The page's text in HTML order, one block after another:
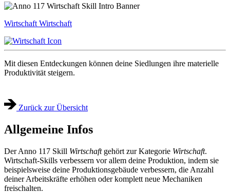
Wirtschaft Wirtschaft
Mit diesen Entdeckungen können deine Siedlungen ihre materielle
Produktivität steigern.
Zurück zur Übersicht
Allgemeine Infos
Der Anno 117 Skill Wirtschaftgehört zur Kategorie Wirtschaft.
Wirtschaft-Skills verbessern vor allem deine Produktion, indem sie
beispielsweise deine Produktionsgebäude verbessern, die Anzahl
deiner Arbeitskräfte erhöhen oder komplett neue Mechaniken
freischalten.